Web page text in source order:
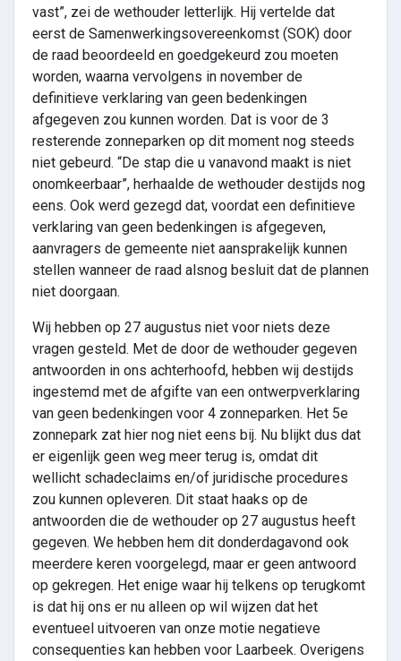
vast”, zei de wethouder letterlijk. Hij vertelde dat
eerst de Samenwerkingsovereenkomst (SOK) door
de raad beoordeeld en goedgekeurd zou moeten
worden, waarna vervolgens in november de
definitieve verklaring van geen bedenkingen
afgegeven zou kunnen worden. Dat is voor de 3
resterende zonneparken op dit moment nog steeds
niet gebeurd. “De stap die u vanavond maakt is niet
onomkeerbaar”, herhaalde de wethouder destijds nog
eens. Ook werd gezegd dat, voordat een definitieve
verklaring van geen bedenkingen is afgegeven,
aanvragers de gemeente niet aansprakelijk kunnen
stellen wanneer de raad alsnog besluit dat de plannen
niet doorgaan.
Wij hebben op 27 augustus niet voor niets deze
vragen gesteld. Met de door de wethouder gegeven
antwoorden in ons achterhoofd, hebben wij destijds
ingestemd met de afgifte van een ontwerpverklaring
van geen bedenkingen voor 4 zonneparken. Het 5e
zonnepark zat hier nog niet eens bij. Nu blijkt dus dat
er eigenlijk geen weg meer terug is, omdat dit
wellicht schadeclaims en/of juridische procedures
zou kunnen opleveren. Dit staat haaks op de
antwoorden die de wethouder op 27 augustus heeft
gegeven. We hebben hem dit donderdagavond ook
meerdere keren voorgelegd, maar er geen antwoord
op gekregen. Het enige waar hij telkens op terugkomt
is dat hij ons er nu alleen op wil wijzen dat het
eventueel uitvoeren van onze motie negatieve
consequenties kan hebben voor Laarbeek. Overigens